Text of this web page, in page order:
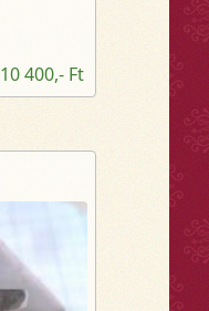
10 400,- Ft